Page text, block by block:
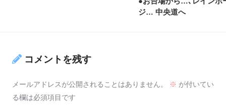
ジ… 中央道へ
コメントを残す
メールアドレスが公開されることはありません。 ※ が付いてい
る欄は必須項目です